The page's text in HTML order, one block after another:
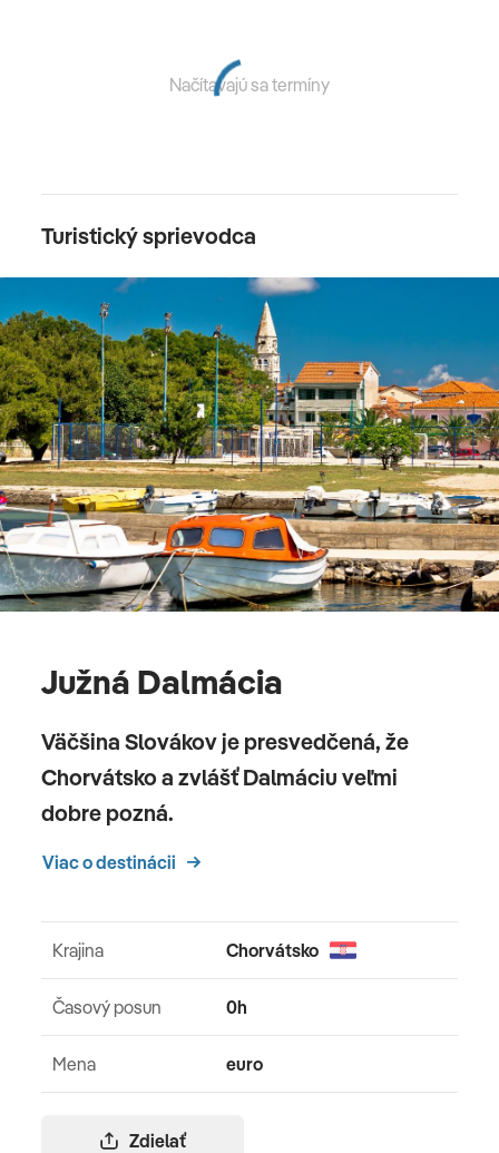
Načítavajú sa termíny
Turistický sprievodca
Južná Dalmácia
Väčšina Slovákov je presvedčená, že
Chorvátsko a zvlášť Dalmáciu veľmi
dobre pozná.
Viac o destinácii
Zdielať
Krajina Chorvátsko
Časový posun 0h
Mena euro